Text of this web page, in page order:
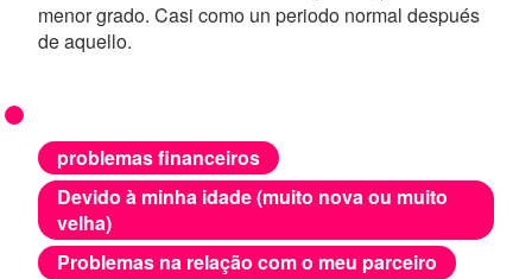
menor grado. Casi como un periodo normal después
de aquello.
problemas financeiros
Devido à minha idade (muito nova ou muito
velha)
Problemas na relação com o meu parceiro